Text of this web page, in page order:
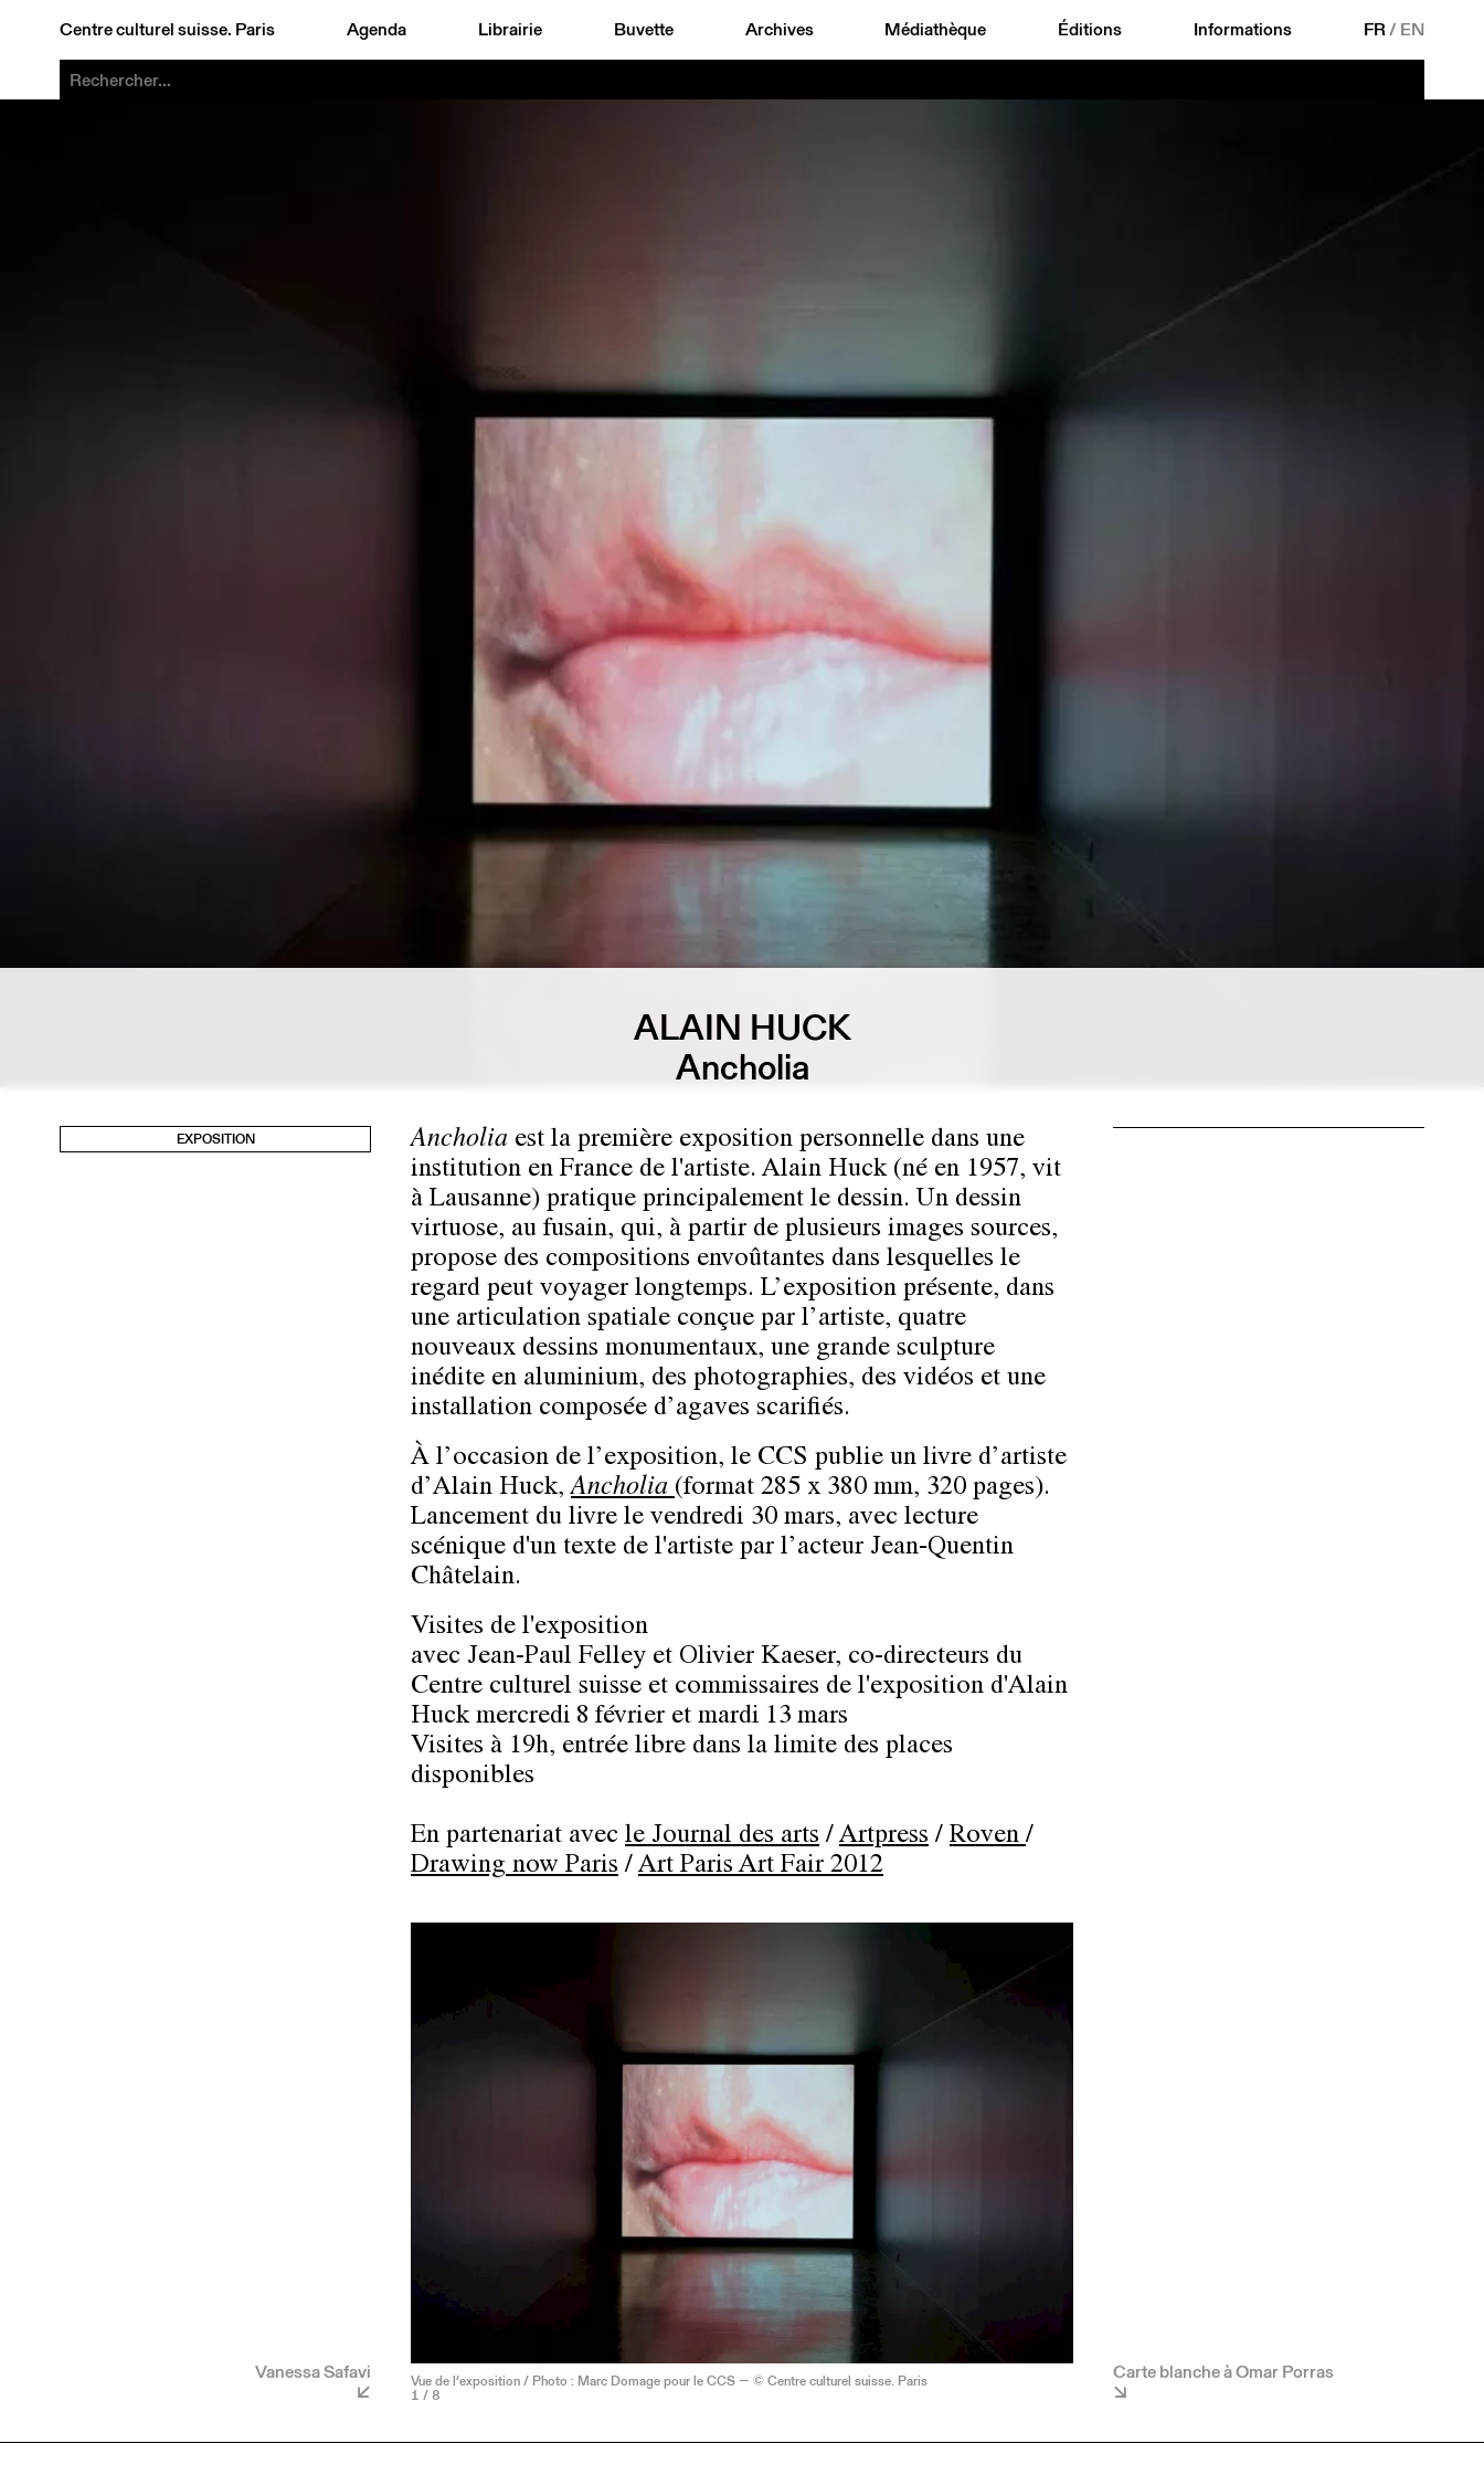
Centre culturel suisse. Paris Agenda Librairie Buvette Archives Médiathèque Éditions Informations FR/ EN
ALAIN HUCK
Ancholia
EXPOSITION
Vanessa Safavi
Ancholia est la première exposition personnelle dans une
institution en France de l'artiste. Alain Huck (né en 1957, vit
à Lausanne) pratique principalement le dessin. Un dessin
virtuose, au fusain, qui, à partir de plusieurs images sources,
propose des compositions envoûtantes dans lesquelles le
regard peut voyager longtemps. L’exposition présente, dans
une articulation spatiale conçue par l’artiste, quatre
nouveaux dessins monumentaux, une grande sculpture
inédite en aluminium, des photographies, des vidéos et une
installation composée d’agaves scarifiés.
À l’occasion de l’exposition, le CCS publie un livre d’artiste
d’Alain Huck,Ancholia (format 285 x 380 mm, 320 pages).
Lancement du livre le vendredi 30 mars, avec lecture
scénique d'un texte de l'artiste par l’acteur Jean-Quentin
Châtelain.
Visites de l'exposition
avec Jean-Paul Felley et Olivier Kaeser, co-directeurs du
Centre culturel suisse et commissaires de l'exposition d'Alain
Huck mercredi 8 février et mardi 13 mars
Visites à 19h, entrée libre dans la limite des places
disponibles
En partenariat avec le Journal des arts /Artpress / Roven/
Drawing now Paris /Art Paris Art Fair 2012
Vue de l’exposition / Photo : Marc Domage pour le CCS — © Centre culturel suisse. Paris
1 / 8
Carte blanche à Omar Porras